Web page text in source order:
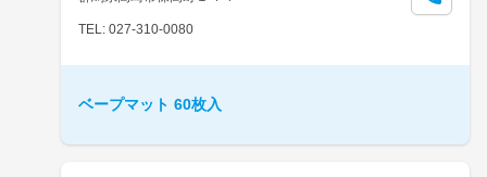
TEL: 027-310-0080
ベープマット 60枚入